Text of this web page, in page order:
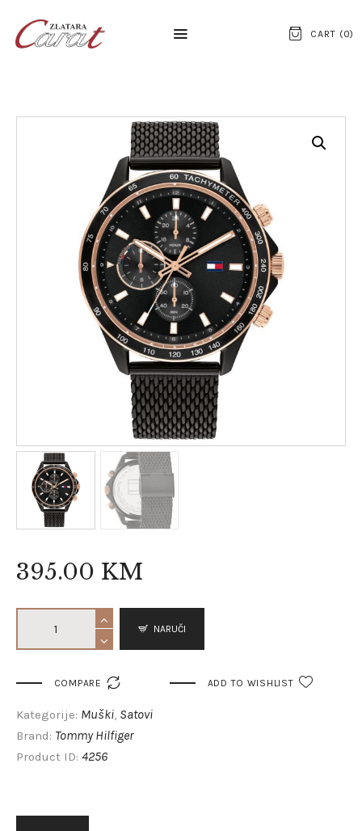
CART (0)
NASLOVNA
O NAMA
KONTAKT
SATOVI
SREBRNI NAKIT
ZLATNI NAKIT
395.00 KM
NARUČI
COMPARE  ADD TO WISHLIST
Kategorije: Muški, Satovi
Brand: Tommy Hilfiger
Product ID: 4256